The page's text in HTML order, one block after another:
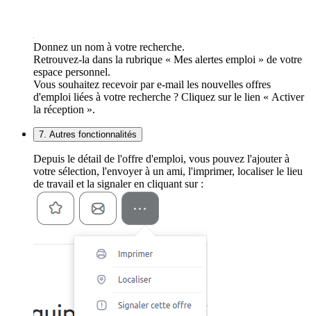
Donnez un nom à votre recherche.
Retrouvez-la dans la rubrique « Mes alertes emploi » de votre
espace personnel.
Vous souhaitez recevoir par e-mail les nouvelles offres
d'emploi liées à votre recherche ? Cliquez sur le lien « Activer
la réception ».
7. Autres fonctionnalités
Depuis le détail de l'offre d'emploi, vous pouvez l'ajouter à
votre sélection, l'envoyer à un ami, l'imprimer, localiser le lieu
de travail et la signaler en cliquant sur :